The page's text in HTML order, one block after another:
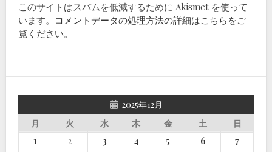
このサイトはスパムを低減するために Akismet を使って
います。 コメントデータの処理方法の詳細はこちらをご
覧ください。
2025年12月
月
火 水 木 金 土
日
1
2 3 4 5 6
7